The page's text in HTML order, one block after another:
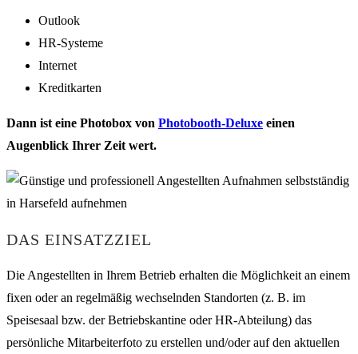
Outlook
HR-Systeme
Internet
Kreditkarten
Dann ist eine Photobox von Photobooth-Deluxe einen
Augenblick Ihrer Zeit wert.
DAS EINSATZZIEL
Die Angestellten in Ihrem Betrieb erhalten die Möglichkeit an einem
fixen oder an regelmäßig wechselnden Standorten (z. B. im
Speisesaal bzw. der Betriebskantine oder HR-Abteilung) das
persönliche Mitarbeiterfoto zu erstellen und/oder auf den aktuellen